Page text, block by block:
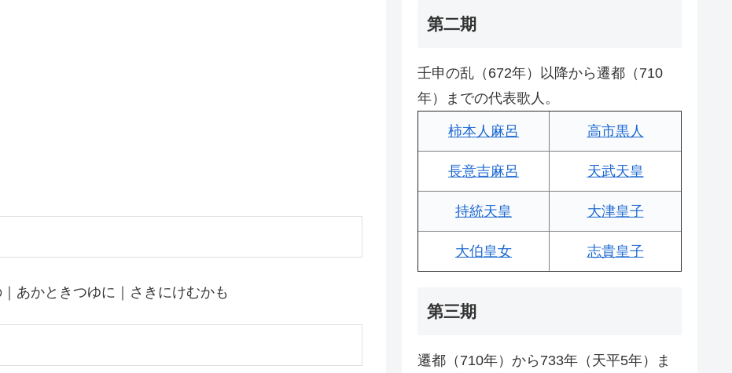
あかときつゆに｜さきにけむかも
第二期
壬申の乱（672年）以降から遷都（710
年）までの代表歌人。
柿本人麻呂 高市黒人
長意吉麻呂 天武天皇
持統天皇 大津皇子
大伯皇女 志貴皇子
第三期
遷都（710年）から733年（天平5年）ま